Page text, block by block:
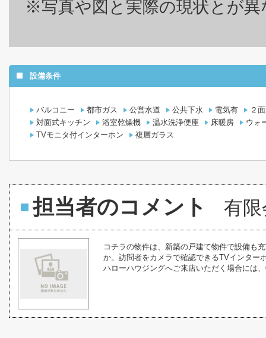
※写真や図と実際の現状とが
設備条件
バルコニー 都市ガス 公営水道 公共下水 電気有
２
対面式キッチン
浴室乾燥機 温水洗浄便座 床暖房
ウォ
TVモニタ付インターホン
複層ガラス
担当者のコメント 有
コチラの物件は、新築の戸建て物件で設備も
か。訪問者をカメラで確認できるTVインター
ハローハウジングへご来店いただく場合には